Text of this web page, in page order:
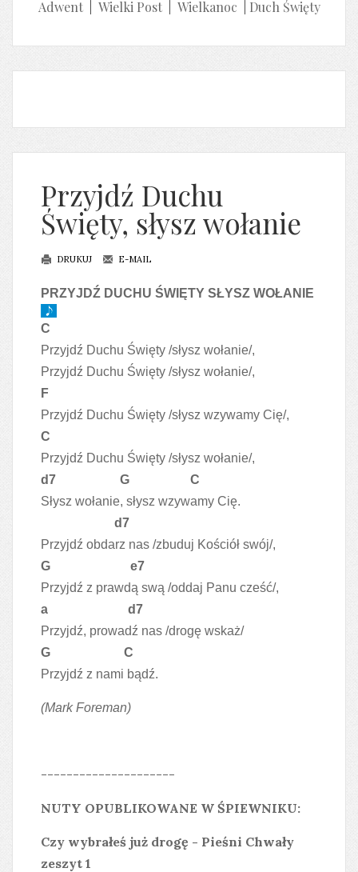
Adwent| Wielki Post| Wielkanoc Duch Święty
Przyjdź Duchu
Święty, słysz wołanie
DRUKUJ E-MAIL
PRZYJDŹ DUCHU ŚWIĘTY SŁYSZ WOŁANIE
C
Przyjdź Duchu Święty /słysz wołanie/,
Przyjdź Duchu Święty /słysz wołanie/,
F
Przyjdź Duchu Święty /słysz wzywamy Cię/,
C
Przyjdź Duchu Święty /słysz wołanie/,
d7 G C
Słysz wołanie, słysz wzywamy Cię.
d7
Przyjdź obdarz nas /zbuduj Kościół swój/,
G e7
Przyjdź z prawdą swą /oddaj Panu cześć/,
a d7
Przyjdź, prowadź nas /drogę wskaż/
G C
Przyjdź z nami bądź.
(Mark Foreman)
---------------------
NUTY OPUBLIKOWANE W ŚPIEWNIKU:
Czy wybrałeś już drogę - Pieśni Chwały
zeszyt 1